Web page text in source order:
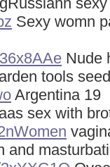
Sexy womn
Nude
tools
Argentina 19
sex with
and